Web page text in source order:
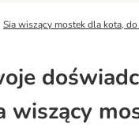
Sia wiszący mostek dla kota,
wiszący